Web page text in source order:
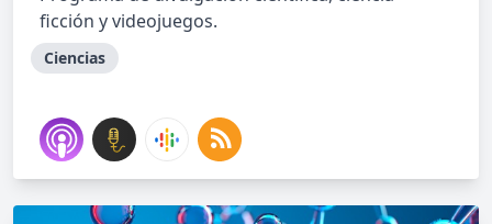
ficción y videojuegos.
Ciencias